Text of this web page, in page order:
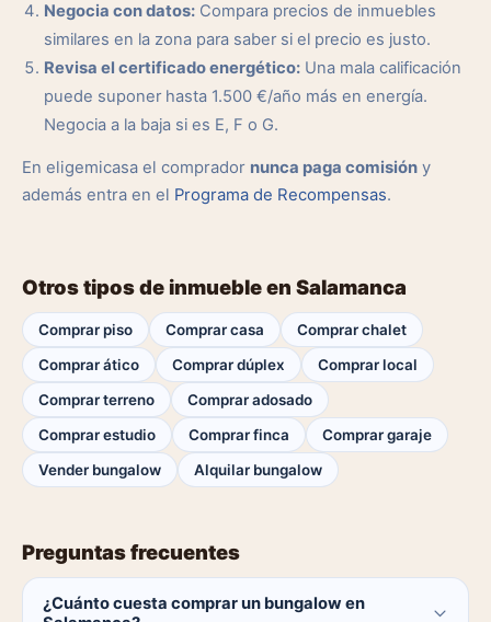
Negocia con datos: Compara precios de inmuebles
similares en la zona para saber si el precio es justo.
Revisa el certificado energético: Una mala calificación
puede suponer hasta 1.500 €/año más en energía.
Negocia a la baja si es E, F o G.
En eligemicasa el comprador nunca paga comisión y
además entra en el Programa de Recompensas.
Otros tipos de inmueble en Salamanca
Comprar piso Comprar casa
Comprar chalet
Comprar ático
Comprar dúplex
Comprar local
Comprar terreno
Comprar adosado
Comprar estudio
Comprar finca
Comprar garaje
Vender bungalow
Alquilar bungalow
Preguntas frecuentes
¿Cuánto cuesta comprar un bungalow en